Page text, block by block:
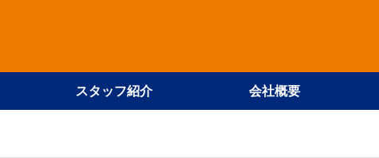
スタッフ紹介 会社概要